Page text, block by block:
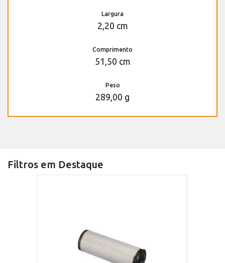
Largura
2,20 cm
Comprimento
51,50 cm
Peso
289,00 g
Filtros em Destaque